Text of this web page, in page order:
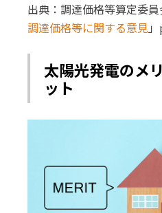
出典：調達価格等算定委
調達価格等に関する意見
太陽光発電のメ
ット